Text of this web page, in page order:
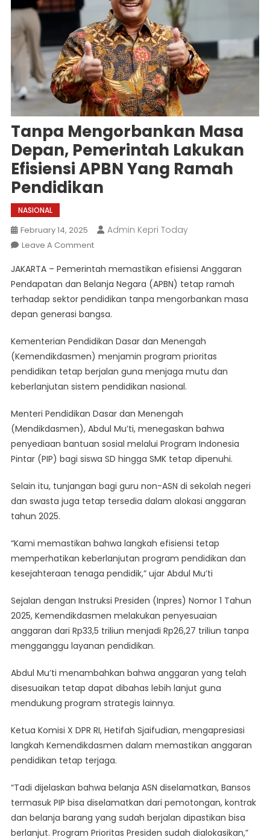
Tanpa Mengorbankan Masa
Depan, Pemerintah Lakukan
Efisiensi APBN Yang Ramah
Pendidikan
NASIONAL
February 14, 2025 Admin Kepri Today
Leave A CommentOn
Mengorbankan
Masa
Depan,
Pemerintah
Efisiensi
APBN
Yang
Ramah
JAKARTA – Pemerintah memastikan efisiensi Anggaran
Pendapatan dan Belanja Negara (APBN) tetap ramah
terhadap sektor pendidikan tanpa mengorbankan masa
depan generasi bangsa.
Kementerian Pendidikan Dasar dan Menengah
(Kemendikdasmen) menjamin program prioritas
pendidikan tetap berjalan guna menjaga mutu dan
keberlanjutan sistem pendidikan nasional.
Menteri Pendidikan Dasar dan Menengah
(Mendikdasmen), Abdul Mu’ti, menegaskan bahwa
penyediaan bantuan sosial melalui Program Indonesia
Pintar (PIP) bagi siswa SD hingga SMK tetap dipenuhi.
Selain itu, tunjangan bagi guru non-ASN di sekolah negeri
dan swasta juga tetap tersedia dalam alokasi anggaran
tahun 2025.
“Kami memastikan bahwa langkah efisiensi tetap
memperhatikan keberlanjutan program pendidikan dan
kesejahteraan tenaga pendidik,” ujar Abdul Mu’ti
Sejalan dengan Instruksi Presiden (Inpres) Nomor 1 Tahun
2025, Kemendikdasmen melakukan penyesuaian
anggaran dari Rp33,5 triliun menjadi Rp26,27 triliun tanpa
mengganggu layanan pendidikan.
Abdul Mu’ti menambahkan bahwa anggaran yang telah
disesuaikan tetap dapat dibahas lebih lanjut guna
mendukung program strategis lainnya.
Ketua Komisi X DPR RI, Hetifah Sjaifudian, mengapresiasi
langkah Kemendikdasmen dalam memastikan anggaran
pendidikan tetap terjaga.
“Tadi dijelaskan bahwa belanja ASN diselamatkan, Bansos
termasuk PIP bisa diselamatkan dari pemotongan, kontrak
dan belanja barang yang sudah berjalan dipastikan bisa
berlanjut. Program Prioritas Presiden sudah dialokasikan,”